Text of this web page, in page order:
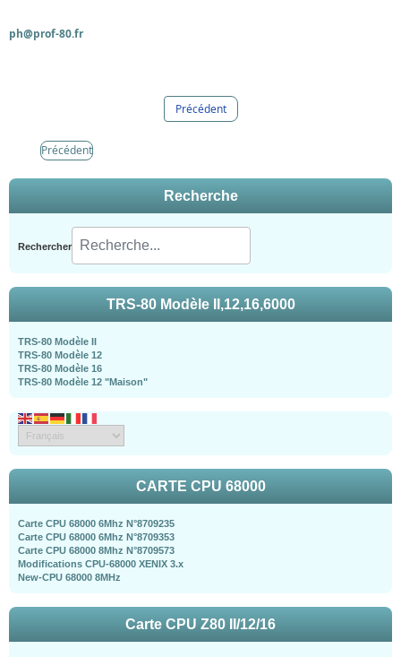
ph@prof-80.fr
Précédent
Précédent
Recherche
Rechercher
TRS-80 Modèle II,12,16,6000
TRS-80 Modèle II
TRS-80 Modèle 12
TRS-80 Modèle 16
TRS-80 Modèle 12 "Maison"
CARTE CPU 68000
Carte CPU 68000 6Mhz N°8709235
Carte CPU 68000 6Mhz N°8709353
Carte CPU 68000 8Mhz N°8709573
Modifications CPU-68000 XENIX 3.x
New-CPU 68000 8MHz
Carte CPU Z80 II/12/16